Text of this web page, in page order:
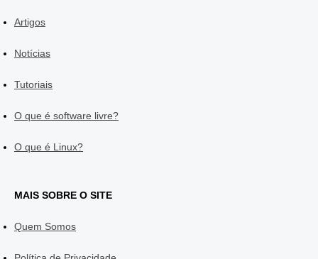
Artigos
Notícias
Tutoriais
O que é software livre?
O que é Linux?
MAIS SOBRE O SITE
Quem Somos